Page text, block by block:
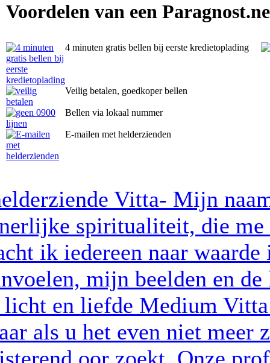
Voordelen van een
4 minuten gratis bellen bij eerste kredietoplading
Veilig betalen, goedkoper bellen
Bellen via lokaal nummer
E-mailen met helderzienden